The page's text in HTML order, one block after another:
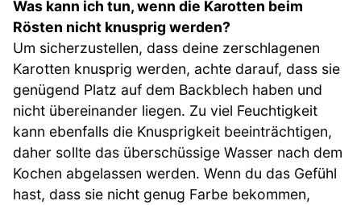
Was kann ich tun, wenn die Karotten beim
Rösten nicht knusprig werden?
Um sicherzustellen, dass deine zerschlagenen
Karotten knusprig werden, achte darauf, dass sie
genügend Platz auf dem Backblech haben und
nicht übereinander liegen. Zu viel Feuchtigkeit
kann ebenfalls die Knusprigkeit beeinträchtigen,
daher sollte das überschüssige Wasser nach dem
Kochen abgelassen werden. Wenn du das Gefühl
hast, dass sie nicht genug Farbe bekommen,